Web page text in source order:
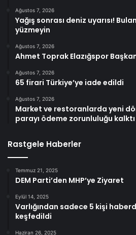
Ağustos 7, 2026
Yağış sonrası deniz uyarısı!
yüzmeyin
Ağustos 7, 2026
Ahmet Toprak Elazığspor
Ağustos 7, 2026
65 firari Türkiye’ye iade edildi
Ağustos 7, 2026
Market ve restoranlarda yeni
parayı ödeme zorunluluğu kalktı
Rastgele Haberler
Temmuz 21, 2025
DEM Parti’den MHP’ye Ziyaret
Eylül 14, 2025
Varlığından sadece 5 kişi
keşfedildi
Haziran 26, 2025